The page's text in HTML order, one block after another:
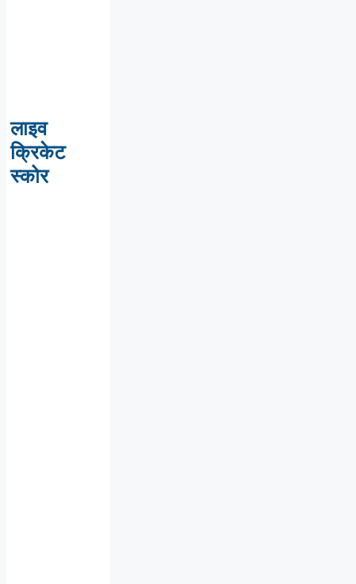
लाइव
क्रिकेट
स्कोर